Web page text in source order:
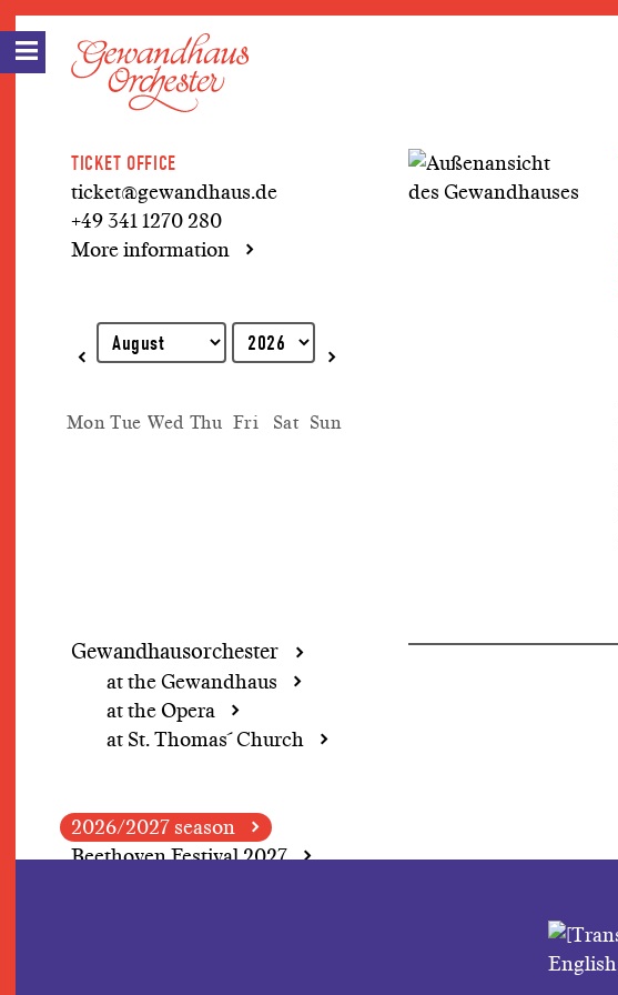
TICKET OFFICE
ticket@gewandhaus.de
+49 341 1270 280
More information
Explanation of keyboard operations
MonTue Wed Thu Fri Sat Sun
Gewandhausorchester
at the Gewandhaus
at the Opera
at St. Thomas´ Church
2026/2027 season
Beethoven Festival 2027